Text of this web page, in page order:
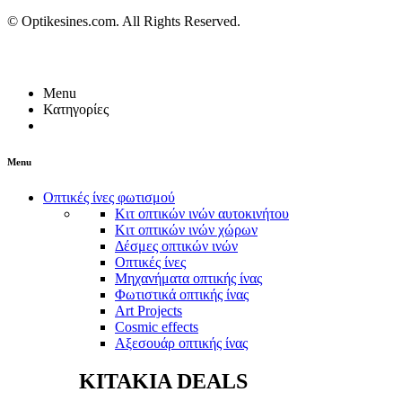
© Optikesines.com. All Rights Reserved.
Menu
Κατηγορίες
Menu
Οπτικές ίνες φωτισμού
Κιτ οπτικών ινών αυτοκινήτου
Κιτ οπτικών ινών χώρων
Δέσμες οπτικών ινών
Οπτικές ίνες
Μηχανήματα οπτικής ίνας
Φωτιστικά οπτικής ίνας
Art Projects
Cosmic effects
Αξεσουάρ οπτικής ίνας
ΚΙΤΑΚΙΑ DEALS